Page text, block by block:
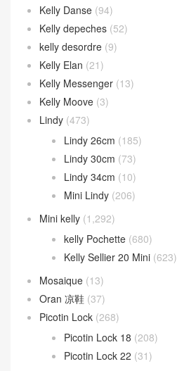
Kelly Danse (94)
Kelly depeches (52)
kelly desordre (9)
Kelly Elan (21)
Kelly Messenger (13)
Kelly Moove (3)
Lindy (473)
Lindy 26cm (185)
Lindy 30cm (73)
Lindy 34cm (10)
Mini Lindy (206)
Mini kelly (1,292)
kelly Pochette (680)
Kelly Sellier 20 Mini (623)
Mosaique (13)
Oran 凉鞋 (37)
Picotin Lock (268)
Picotin Lock 18 (208)
Picotin Lock 22 (31)